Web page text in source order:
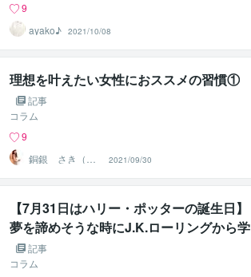
9
ayako♪ 2021/10/08
理想を叶えたい女性におススメの習慣①
記事
コラム
9
銅銀 さき（ワ
ークライフスタ
イリスト）
2021/09/30
【7月31日はハリー・ポッターの誕生日】
夢を諦めそうな時にJ.K.ローリングから学
びたい3つのこと
記事
コラム